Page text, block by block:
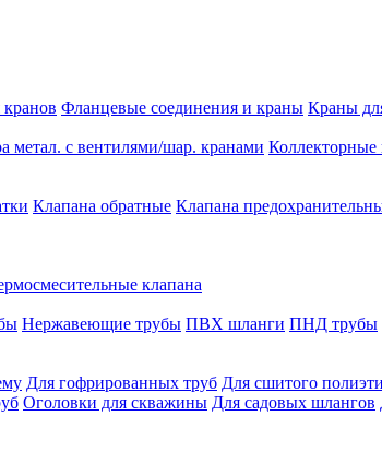
Фланцевые соединения и краны Краны
метал. с вентилями/шар. кранами
Клапана обратные Клапана
клапана
Нержавеющие трубы ПВХ шланги ПНД трубы
Для гофрированных труб Для сшитого
Оголовки для скважины Для садовых шлангов